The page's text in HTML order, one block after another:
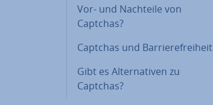
Vor- und Nachteile von
Captchas?
Captchas und Bar­rie­re­frei­heit
Gibt es Al­ter­na­ti­ven zu
Captchas?